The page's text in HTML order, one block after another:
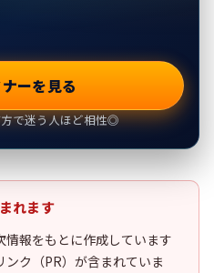
ーを見る
で迷う人ほど相性◎
れます
報をもとに作成しています
ク（PR）が含まれていま